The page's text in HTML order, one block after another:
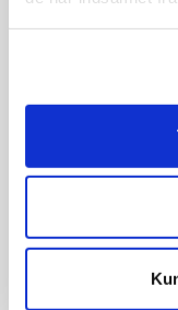
10,00 DKK